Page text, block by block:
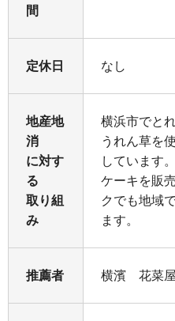
間
定休日 なし
地産地
消
に対す
る
取り組
み
横浜市でと
うれん草を
しています
ケーキを販
クでも地域
ます。
推薦者 横濱 花菜屋